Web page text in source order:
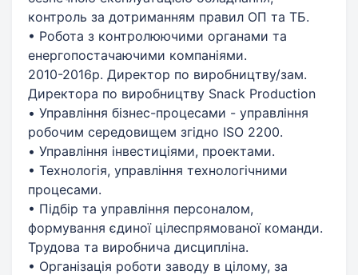
контроль за дотриманням правил ОП та ТБ.
• Робота з контролюючими органами та
енергопостачаючими компаніями.
2010-2016р. Директор по виробництву/зам.
Директора по виробництву Snack Production
• Управління бізнес-процесами - управління
робочим середовищем згідно ISO 2200.
• Управління інвестиціями, проектами.
• Технологія, управління технологічними
процесами.
• Підбір та управління персоналом,
формування єдиної цілеспрямованої команди.
Трудова та виробнича дисципліна.
• Організація роботи заводу в цілому, за